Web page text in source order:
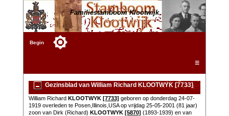
Familiestamboom Klootwijk
Begin
☰
Gezinsblad van William Richard KLOOTWYK [7733]
William Richard KLOOTWYK [7733] geboren op donderdag 24-07-
1919 overleden te Posen,Illinois,USA op vrijdag 25-05-2001 (81 jaar)
zoon van Dirk (Richard) KLOOTWYK [5870] (1893-1939) en van